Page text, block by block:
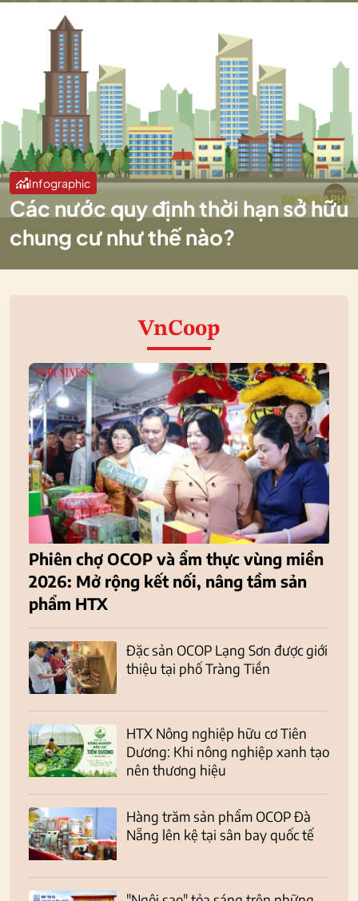
Infographic
Các nước quy định thời hạn sở hữu
chung cư như thế nào?
VnCoop
Phiên chợ OCOP và ẩm thực vùng miền
2026: Mở rộng kết nối, nâng tầm sản
phẩm HTX
Đặc sản OCOP Lạng Sơn được giới
thiệu tại phố Tràng Tiền
HTX Nông nghiệp hữu cơ Tiên
Dương: Khi nông nghiệp xanh tạo
nên thương hiệu
Hàng trăm sản phẩm OCOP Đà
Nẵng lên kệ tại sân bay quốc tế